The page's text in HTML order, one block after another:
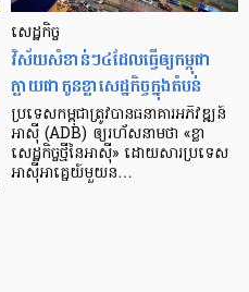
សេដ្ឋកិច្ច​
វិស័យ​សំខាន់ៗ​៤​ដែល​ធ្វើ​ឲ្យ​កម្ពុជា​
ក្លាយ​ជា​កូន​ខ្លា​សេដ្ឋកិច្ច​ក្នុង​តំបន់
ប្រទេស​កម្ពុជា​ត្រូវ​បាន​ធនាគារ​អភិវឌ្ឍន៍​
អាស៊ី (ADB) ឲ្យ​រហ័ស​នាមថា «ខ្លា​
សេដ្ឋកិច្ច​ថ្មី​នៃ​អាស៊ី» ដោយសារ​ប្រទេស​
អាស៊ី​អាគ្នេយ៍​មួយ​ន…